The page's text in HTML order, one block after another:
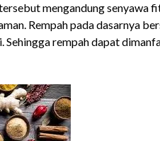
mengandung senyawa
Rempah pada dasarnya
rempah dapat